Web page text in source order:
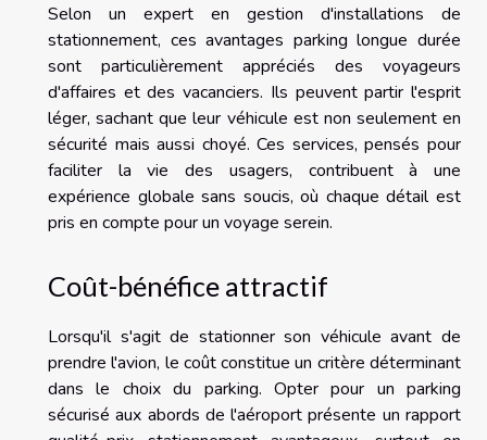
Selon un expert en gestion d'installations de
stationnement, ces avantages parking longue durée
sont particulièrement appréciés des voyageurs
d'affaires et des vacanciers. Ils peuvent partir l'esprit
léger, sachant que leur véhicule est non seulement en
sécurité mais aussi choyé. Ces services, pensés pour
faciliter la vie des usagers, contribuent à une
expérience globale sans soucis, où chaque détail est
pris en compte pour un voyage serein.
Coût-bénéfice attractif
Lorsqu'il s'agit de stationner son véhicule avant de
prendre l'avion, le coût constitue un critère déterminant
dans le choix du parking. Opter pour un parking
sécurisé aux abords de l'aéroport présente un rapport